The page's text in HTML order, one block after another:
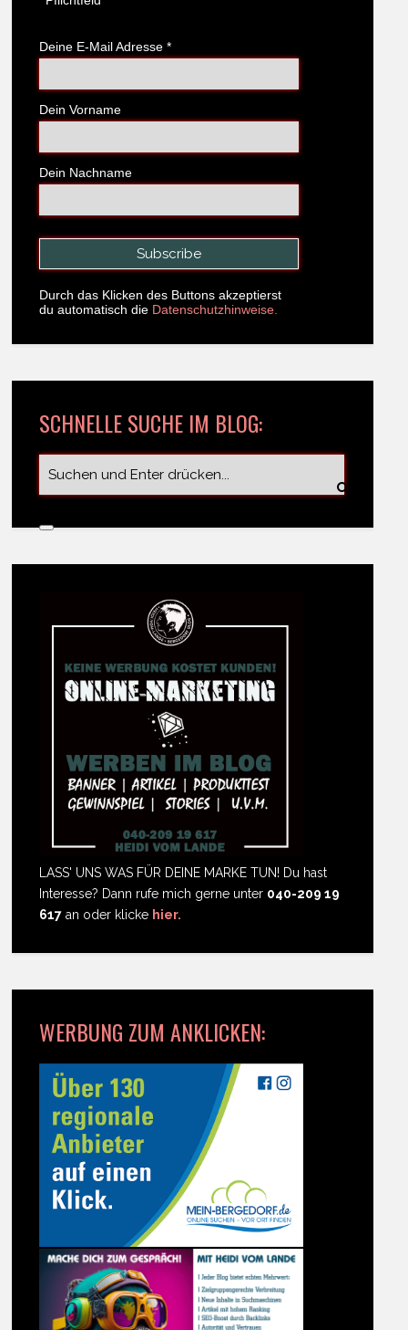
Deine E-Mail Adresse *
Dein Vorname
Dein Nachname
Durch das Klicken des Buttons akzeptierst
du automatisch die Datenschutzhinweise.
SCHNELLE SUCHE IM BLOG:
LASS' UNS WAS FÜR DEINE MARKE TUN! Du hast
Interesse? Dann rufe mich gerne unter 040-209 19
617 an oder klicke hier.
WERBUNG ZUM ANKLICKEN: